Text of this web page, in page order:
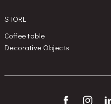
STORE
Coffee table
Decorative Objects